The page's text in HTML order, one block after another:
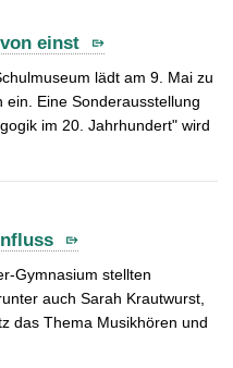
einst
lädt am 9. Mai zu
Eine Sonderausstellung
im 20. Jahrhundert" wird
Gymnasium stellten
auch Sarah Krautwurst,
das Thema Musikhören und